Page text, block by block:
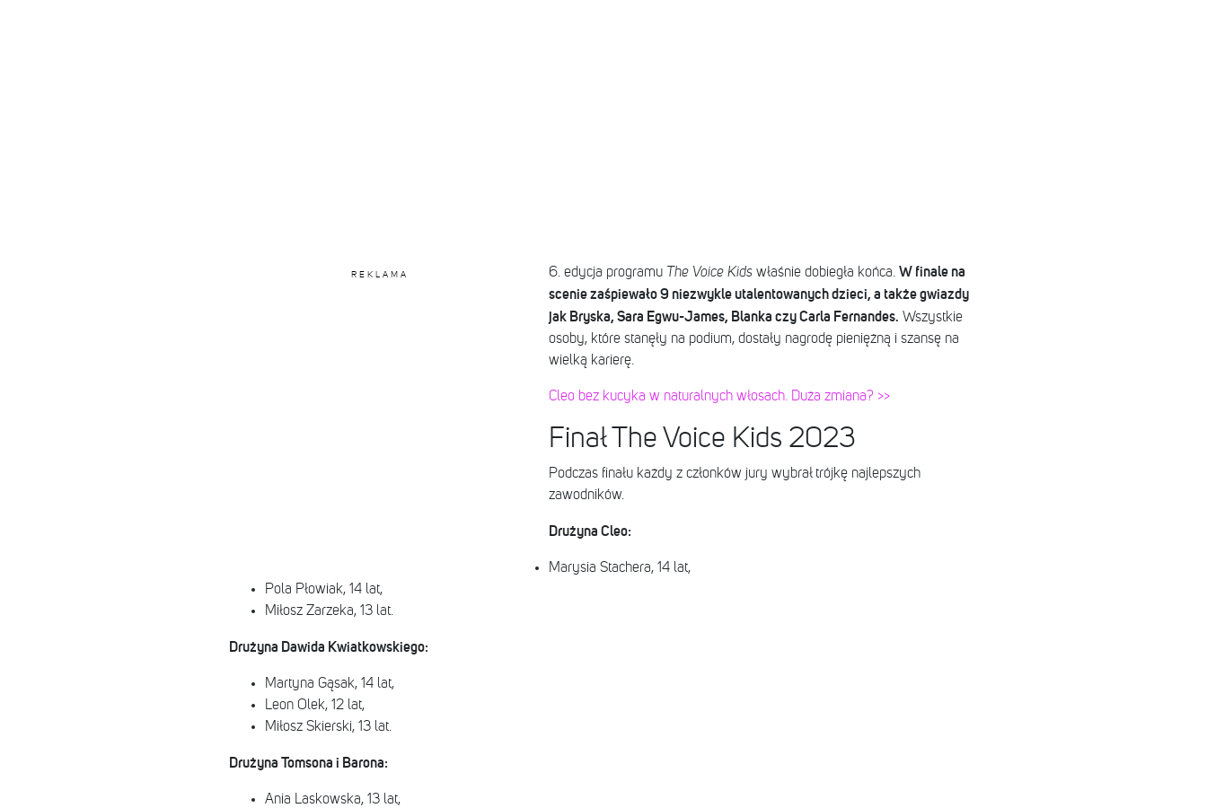
REKLAMA 6. edycja programu The Voice Kids właśnie dobiegła końca. W finale na
scenie zaśpiewało 9 niezwykle utalentowanych dzieci, a także gwiazdy
jak Bryska, Sara Egwu-James, Blanka czy Carla Fernandes. Wszystkie
osoby, które stanęły na podium, dostały nagrodę pieniężną i szansę na
wielką karierę.
Cleo bez kucyka w naturalnych włosach. Duża zmiana? >>
Finał The Voice Kids 2023
Podczas finału każdy z członków jury wybrał trójkę najlepszych
zawodników.
Drużyna Cleo:
Marysia Stachera, 14 lat,
Pola Płowiak, 14 lat,
Miłosz Zarzeka, 13 lat.
Drużyna Dawida Kwiatkowskiego:
Martyna Gąsak, 14 lat,
Leon Olek, 12 lat,
Miłosz Skierski, 13 lat.
Drużyna Tomsona i Barona:
Ania Laskowska, 13 lat,